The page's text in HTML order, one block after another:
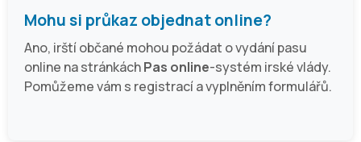
Mohu si průkaz objednat online?
Ano, irští občané mohou požádat o vydání pasu
online na stránkáchPas online-systém irské vlády.
Pomůžeme vám s registrací a vyplněním formulářů.